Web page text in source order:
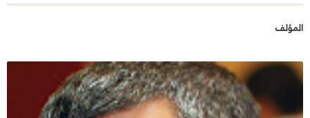
المؤلف